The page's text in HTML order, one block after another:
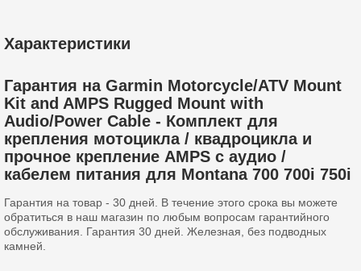
Характеристики
Гарантия на Garmin Motorcycle/ATV Mount
Kit and AMPS Rugged Mount with
Audio/Power Cable - Комплект для
крепления мотоцикла / квадроцикла и
прочное крепление AMPS с аудио /
кабелем питания для Montana 700 700i 750i
Гарантия на товар - 30 дней. В течение этого срока вы можете
обратиться в наш магазин по любым вопросам гарантийного
обслуживания. Гарантия 30 дней. Железная, без подводных
камней.